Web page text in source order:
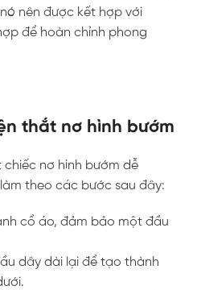
nên được kết hợp với
để hoàn chỉnh phong
thắt nơ hình bướm
nơ hình bướm dễ
theo các bước sau đây:
cổ áo, đảm bảo một đầu
dây dài lại để tạo thành